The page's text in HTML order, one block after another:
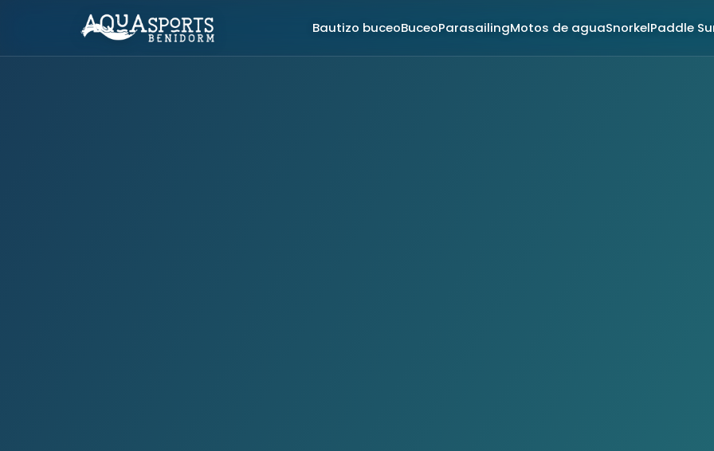
Bautizo buceoBuceoParasailingMotos de aguaSnorkelPaddle